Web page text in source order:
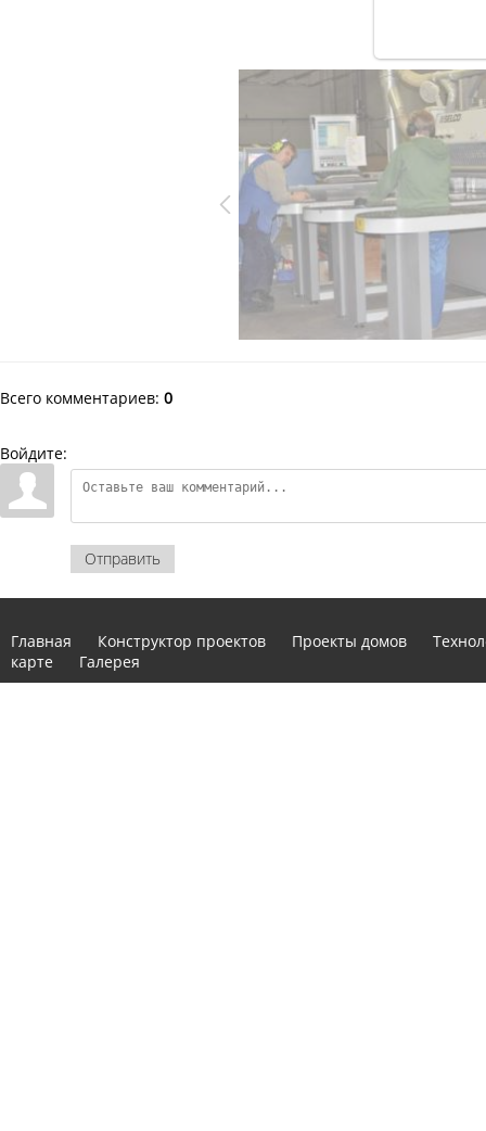
Всего комментариев: 0
Войдите:
Отправить
Главная Конструктор проектов Проекты домов
карте
Галерея